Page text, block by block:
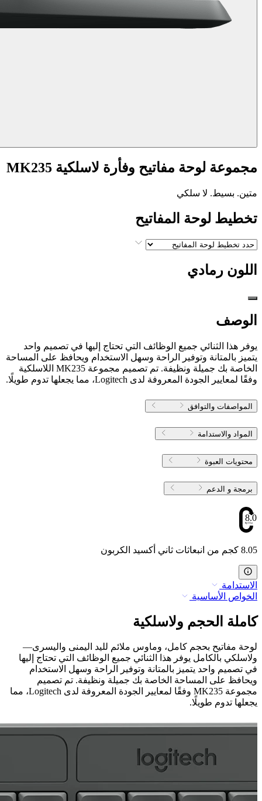
مجموعة لوحة مفاتيح وفأرة لاسلكية MK235
متين. بسيط. لا سلكي
تخطيط لوحة المفاتيح
اللون رمادي
الوصف
يوفر هذا الثنائي جميع الوظائف التي تحتاج إليها في تصميم واحد
يتميز بالمتانة وتوفير الراحة وسهل الاستخدام ويحافظ على المساحة
الخاصة بك جميلة ونظيفة. تم تصميم مجموعة MK235 اللاسلكية
وفقًا لمعايير الجودة المعروفة لدى Logitech، مما يجعلها تدوم طويلًا.
المواصفات والتوافق
المواد والاستدامة
محتويات العبوة
برمجة و الدعم
8.05
8.05 كجم من انبعاثات ثاني أكسيد الكربون
الاستدامة
الخواص الأساسية
كاملة الحجم ولاسلكية
لوحة مفاتيح بحجم كامل، وماوس ملائم لليد اليمنى واليسرى—
ولاسلكي بالكامل يوفر هذا الثنائي جميع الوظائف التي تحتاج إليها
في تصميم واحد يتميز بالمتانة وتوفير الراحة وسهل الاستخدام
ويحافظ على المساحة الخاصة بك جميلة ونظيفة. تم تصميم
مجموعة MK235 وفقًا لمعايير الجودة المعروفة لدى Logitech، مما
يجعلها تدوم طويلًا.